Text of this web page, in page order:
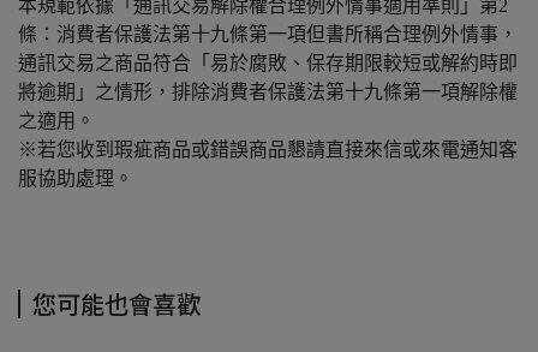
本規範依據「通訊交易解除權合理例外情事適用準則」第2
條：消費者保護法第十九條第一項但書所稱合理例外情事，
通訊交易之商品符合「易於腐敗、保存期限較短或解約時即
將逾期」之情形，排除消費者保護法第十九條第一項解除權
之適用。
※若您收到瑕疵商品或錯誤商品懇請直接來信或來電通知客
服協助處理。
您可能也會喜歡